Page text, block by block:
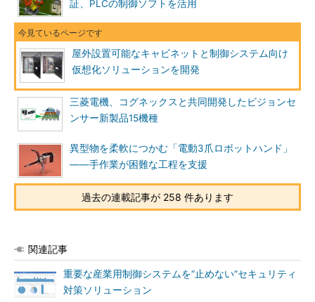
証、PLCの制御ソフトを活用
屋外設置可能なキャビネットと制御システム向け
仮想化ソリューションを開発
三菱電機、コグネックスと共同開発したビジョンセ
ンサー新製品15機種
異型物を柔軟につかむ「電動3爪ロボットハンド」
――手作業が困難な工程を支援
過去の連載記事が 258 件あります
関連記事
重要な産業用制御システムを“止めない”セキュリティ
対策ソリューション